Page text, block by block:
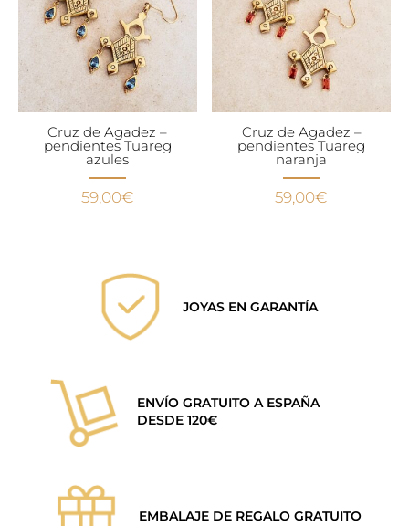
Cruz de Agadez –
pendientes Tuareg
azules
59,00€
Cruz de Agadez –
pendientes Tuareg
naranja
59,00€
JOYAS EN GARANTÍA
ENVÍO GRATUITO A ESPAÑA
DESDE 120€
EMBALAJE DE REGALO GRATUITO